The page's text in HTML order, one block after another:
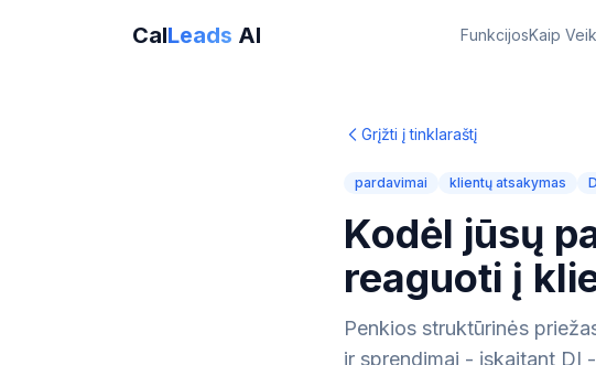
CalLeads AI FunkcijosKaip
Grįžti į tinklaraštį
pardavimai klientų atsakymas
Kodėl jūsų
reaguoti į
Penkios struktūrinės
ir sprendimai - įskaitant DI